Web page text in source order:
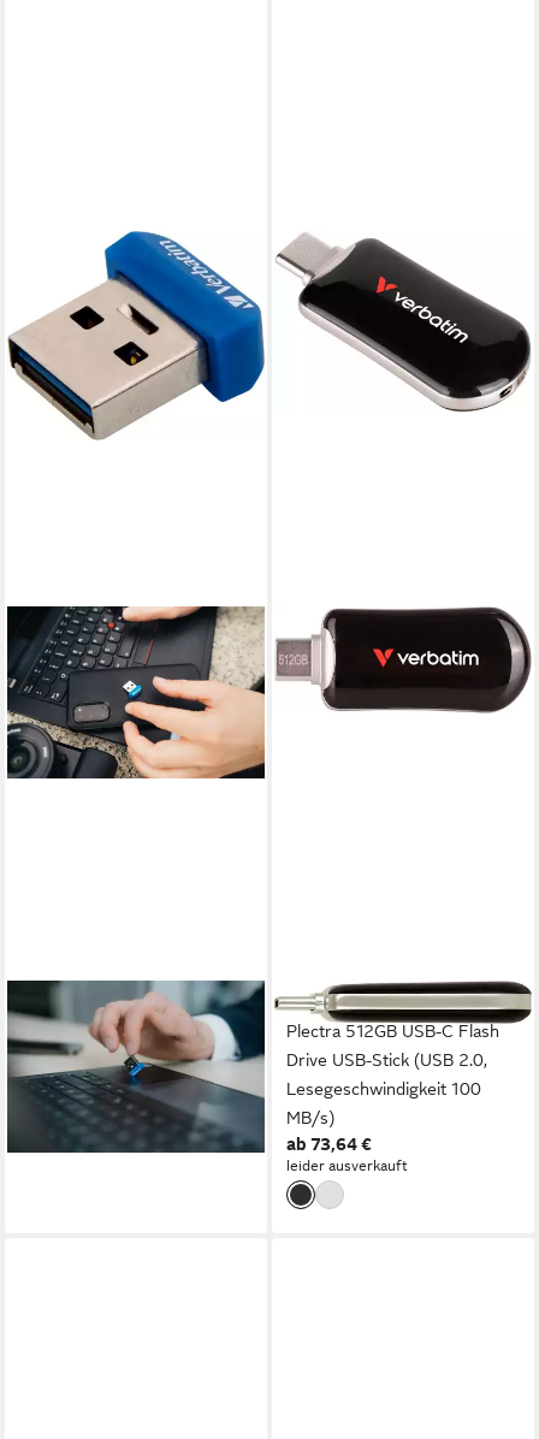
Nano USB Stick USB-Stick
(USB 3.2, Nano USB 3.2
kompakt 16/32/64 GB)
ab 16,64 €
lieferbar - in 5-6 Werktagen bei dir
VERBATIM
Plectra 512GB USB-C Flash
Drive USB-Stick (USB 2.0,
Lesegeschwindigkeit 100
MB/s)
ab 73,64 €
leider ausverkauft